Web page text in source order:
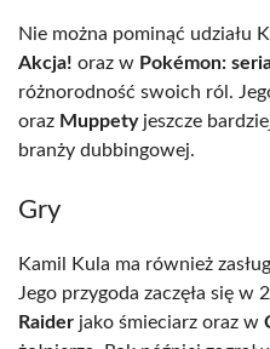
Nie można pominąć udziału
Akcja! oraz w Pokémon:
różnorodność swoich ról.
oraz Muppetyjeszcze
branży dubbingowej.
Gry
Kamil Kula ma również
Jego przygoda zaczęła się w
Raider jako śmieciarz oraz w